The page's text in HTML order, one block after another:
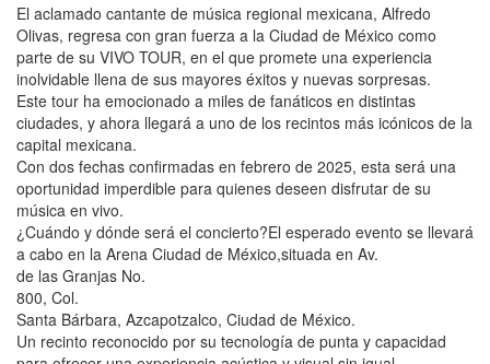
El aclamado cantante de música regional mexicana, Alfredo
Olivas, regresa con gran fuerza a la Ciudad de México como
parte de su VIVO TOUR, en el que promete una experiencia
inolvidable llena de sus mayores éxitos y nuevas sorpresas.
Este tour ha emocionado a miles de fanáticos en distintas
ciudades, y ahora llegará a uno de los recintos más icónicos de la
capital mexicana.
Con dos fechas confirmadas en febrero de 2025, esta será una
oportunidad imperdible para quienes deseen disfrutar de su
música en vivo.
¿Cuándo y dónde será el concierto?El esperado evento se llevará
a cabo en la Arena Ciudad de México,situada en Av.
de las Granjas No.
800, Col.
Santa Bárbara, Azcapotzalco, Ciudad de México.
Un recinto reconocido por su tecnología de punta y capacidad